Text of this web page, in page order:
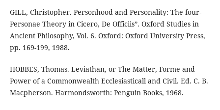
GILL, Christopher. Personhood and Personality: The four-
Personae Theory in Cicero, De Officiis”. Oxford Studies in
Ancient Philosophy, Vol. 6. Oxford: Oxford University Press,
pp. 169-199, 1988.
HOBBES, Thomas. Leviathan, or The Matter, Forme and
Power of a Commonwealth Ecclesiasticall and Civil. Ed. C. B.
Macpherson. Harmondsworth: Penguin Books, 1968.